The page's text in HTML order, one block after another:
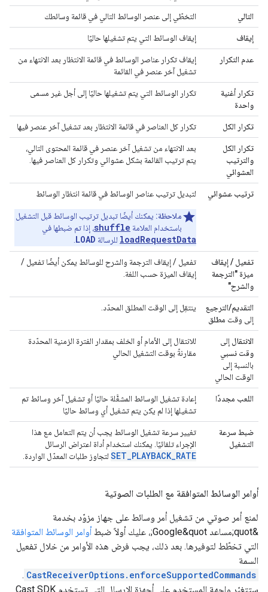
التالي التخطّي إلى عنصر الوسائط التالي في قائمة وسائطك
إيقاف إيقاف الوسائط التي يتم تشغيلها حاليًا
عدم التكرار
إيقاف تكرار عناصر الوسائط في قائمة الانتظار بعد الانتهاء من
تشغيل آخر عنصر في القائمة
تكرار أغنية
واحدة
تكرار الوسائط التي يتم تشغيلها حاليًا إلى أجل غير مسمى
تكرار الكل تكرار كل العناصر في قائمة الانتظار بعد تشغيل آخر عنصر فيها
تكرار الكل
والترتيب
العشوائي
بعد الانتهاء من تشغيل آخر عنصر في قائمة المحتوى التالي،
يتم ترتيب القائمة بشكل عشوائي وتكرار كل العناصر فيها.
ترتيب عشوائي لتبديل ترتيب عناصر الوسائط في قائمة انتظار الوسائط
ملاحظة: يمكنك أيضًا تبديل ترتيب الوسائط قبل التشغيل
باستخدام العلامة shuffle، إذا تم ضبطها في
loadRequestData للرسالة LOAD
تفعيل / إيقاف
ميزة "الترجمة
والشرح"
تفعيل / إيقاف الترجمة والشرح للوسائط يمكن أيضًا تفعيل /
إيقاف الميزة حسب اللغة.
التقديم/الترجيع
إلى وقت مطلق
ينتقِل إلى الوقت المطلق المحدّد.
الانتقال إلى
وقت نسبي
بالنسبة إلى
الوقت الحالي
للانتقال إلى الأمام أو الخلف بمقدار الفترة الزمنية المحدّدة
مقارنةً بوقت التشغيل الحالي
اللعب مجددًا
إعادة تشغيل الوسائط المشغَّلة حاليًا أو تشغيل آخر وسائط تم
تشغيلها إذا لم يكن يتم تشغيل أي وسائط حاليًا
ضبط سرعة
التشغيل
تغيير سرعة تشغيل الوسائط يجب أن يتم التعامل مع هذا
الإجراء تلقائيًا. يمكنك استخدام أداة اعتراض الرسائل
SET_PLAYBACK_RATE لتجاوز طلبات المعدّل الواردة.
أوامر الوسائط المتوافقة مع الطلبات الصوتية
لمنع أمر صوتي من تشغيل أمر وسائط على جهاز مزوّد بخدمة
&quot;مساعد Google&quot;، عليك أولاً ضبط
أوامر الوسائط المتوافقة
التي تخطّط لتوفيرها. بعد ذلك، يجب فرض هذه الأوامر من خلال تفعيل
السمة
CastReceiverOptions.enforceSupportedCommands
.
ستتغيّر واجهة المستخدم على أجهزة الإرسال التي تستخدم Cast SDK